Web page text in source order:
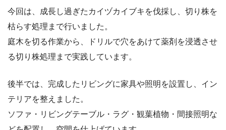
今回は、成長し過ぎたカイヅカイブキを伐採し、切り株を
枯らす処理まで行いました。
庭木を切る作業から、ドリルで穴をあけて薬剤を浸透させ
る切り株処理まで実践しています。
後半では、完成したリビングに家具や照明を設置し、イン
テリアを整えました。
ソファ・リビングテーブル・ラグ・観葉植物・間接照明な